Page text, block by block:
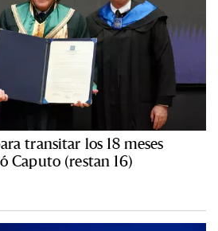
transitar los 18 meses
Caputo (restan 16)